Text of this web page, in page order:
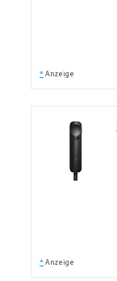
* Anzeige
* Anzeige